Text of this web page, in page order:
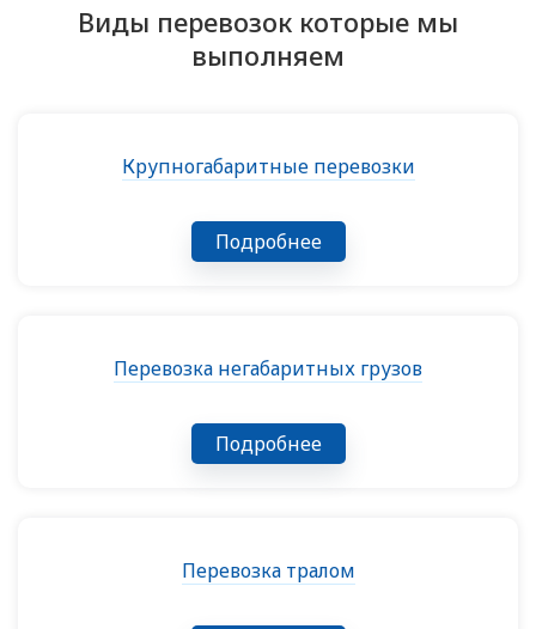
Виды перевозок которые мы
выполняем
Крупногабаритные перевозки
Подробнее
Перевозка негабаритных грузов
Подробнее
Перевозка тралом